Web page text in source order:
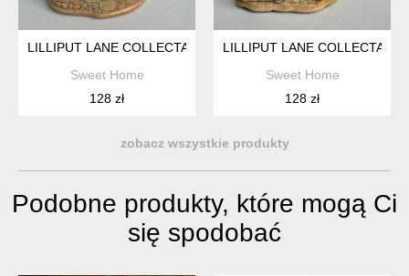
LILLIPUT LANE COLLECTABLE - HANDMADE - MAKE A WISH
Sweet Home
128 zł
LILLIPUT LANE
Sweet Home
128 zł
zobacz wszystkie produkty
Podobne produkty, które mogą Ci
się spodobać